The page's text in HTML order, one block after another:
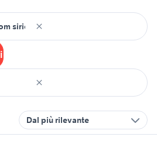
Dal più rilevante